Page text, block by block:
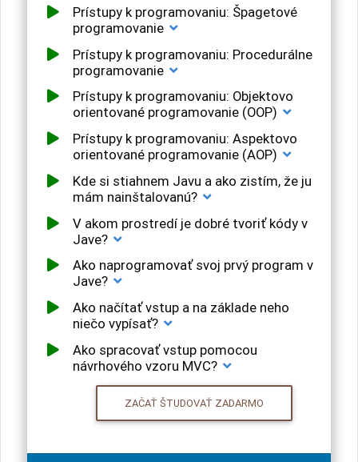
Prístupy k programovaniu: Špagetové
programovanie
Prístupy k programovaniu: Procedurálne
programovanie
Prístupy k programovaniu: Objektovo
orientované programovanie (OOP)
Prístupy k programovaniu: Aspektovo
orientované programovanie (AOP)
Kde si stiahnem Javu a ako zistím, že ju
mám nainštalovanú?
V akom prostredí je dobré tvoriť kódy v
Jave?
Ako naprogramovať svoj prvý program v
Jave?
Ako načítať vstup a na základe neho
niečo vypísať?
Ako spracovať vstup pomocou
návrhového vzoru MVC?
ZAČAŤ ŠTUDOVAŤ ZADARMO